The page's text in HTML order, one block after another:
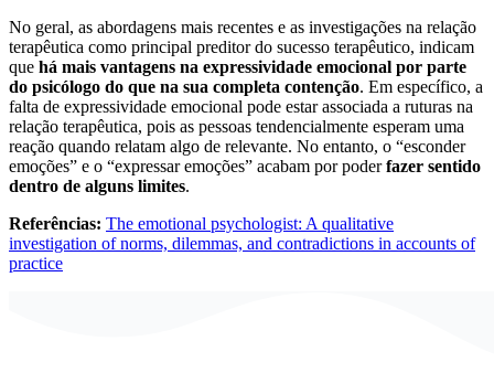
No geral, as abordagens mais recentes e as investigações na relação
terapêutica como principal preditor do sucesso terapêutico, indicam
que há mais vantagens na expressividade emocional por parte
do psicólogo do que na sua completa contenção. Em específico, a
falta de expressividade emocional pode estar associada a ruturas na
relação terapêutica, pois as pessoas tendencialmente esperam uma
reação quando relatam algo de relevante. No entanto, o “esconder
emoções” e o “expressar emoções” acabam por poderfazer sentido
dentro de alguns limites.
Referências: The emotional psychologist: A qualitative
investigation of norms, dilemmas, and contradictions in accounts of
practice